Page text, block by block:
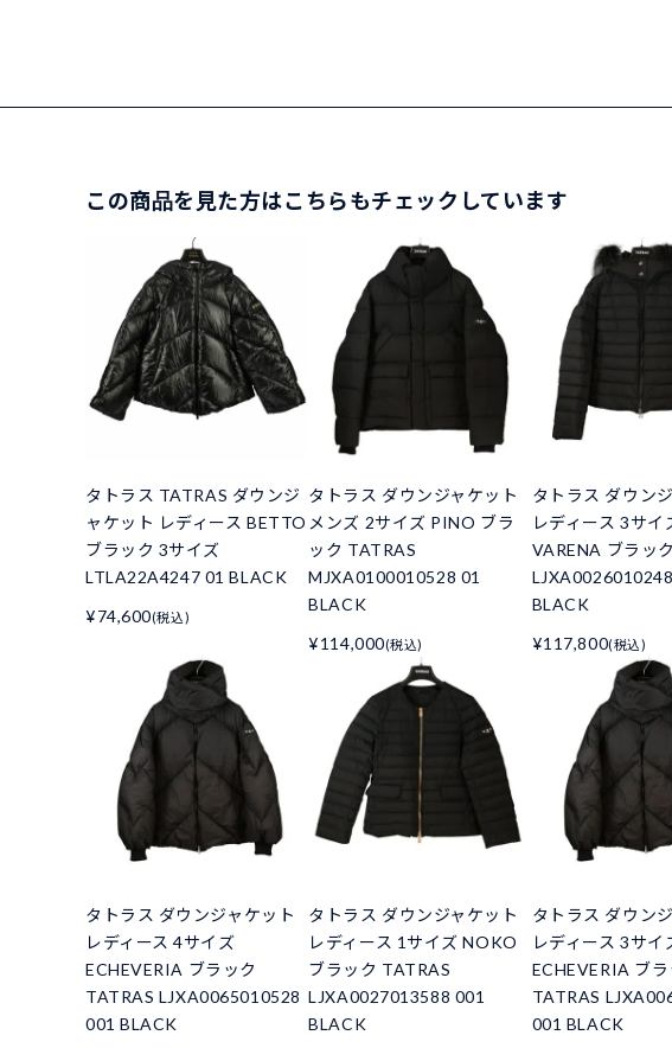
この商品を見た方はこちらもチェックしています
タトラス TATRAS ダウンジ
ャケット レディース BETTO
ブラック 3サイズ
LTLA22A4247 01 BLACK
¥74,600(税込)
タトラス ダウンジャケット
メンズ 2サイズ PINO ブラ
ック TATRAS
MJXA0100010528 01
BLACK
¥114,000(税込)
タトラス ダウン
レディース 3サイ
VARENA ブラッ
BLACK
¥117,800(税込)
タトラス ダウンジャケット
レディース 4サイズ
ECHEVERIA ブラック
TATRAS LJXA0065010528
001 BLACK
タトラス ダウンジャケット
レディース 1サイズ NOKO
ブラック TATRAS
LJXA0027013588 001
BLACK
タトラス ダウン
レディース 3サイ
ECHEVERIA ブラ
TATRAS
001 BLACK